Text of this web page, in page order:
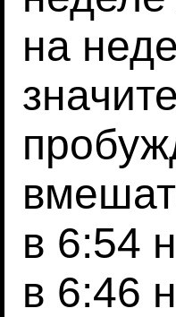
на
в 6:54
в 6:46